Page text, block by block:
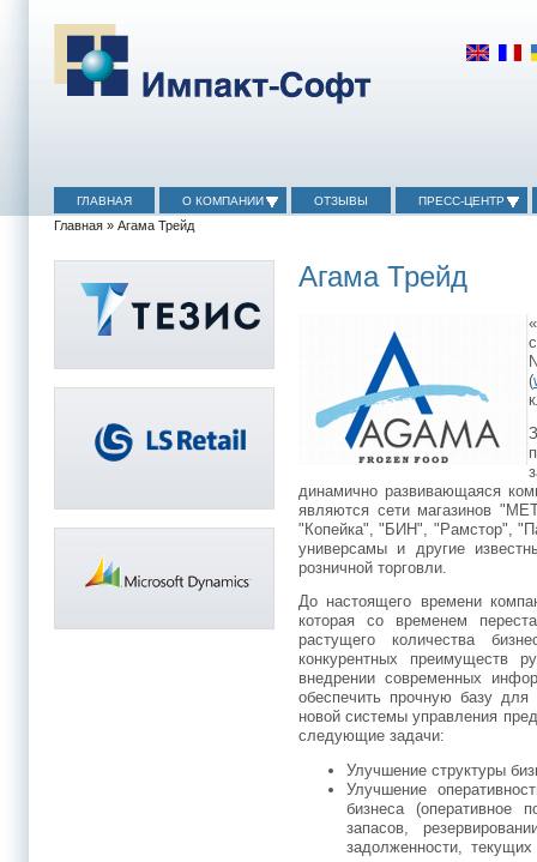
ГЛАВНАЯ О КОМПАНИИ ОТЗЫВЫ ПРЕСС-ЦЕНТР
Главная » Агама Трейд
Агама Трейд
(
динамично развивающаяся
являются сети магазинов
"Копейка", "БИН", "Рамстор",
универсамы и другие
розничной торговли.
До настоящего времени
которая со временем
растущего количества
конкурентных преимуществ
внедрении современных
обеспечить прочную базу
новой системы управления
следующие задачи:
Улучшение структуры
Улучшение
бизнеса (оперативное
запасов,
задолженности,